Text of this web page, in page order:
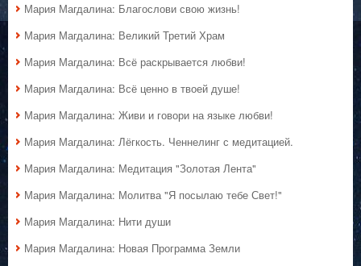
Мария Магдалина: Благослови свою жизнь!
Мария Магдалина: Великий Третий Храм
Мария Магдалина: Всё раскрывается любви!
Мария Магдалина: Всё ценно в твоей душе!
Мария Магдалина: Живи и говори на языке любви!
Мария Магдалина: Лёгкость. Ченнелинг с медитацией.
Мария Магдалина: Медитация "Золотая Лента"
Мария Магдалина: Молитва "Я посылаю тебе Свет!"
Мария Магдалина: Нити души
Мария Магдалина: Новая Программа Земли